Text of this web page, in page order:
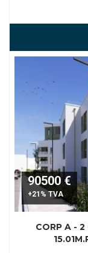
90500 €
+21% TVA
CORP A - 2